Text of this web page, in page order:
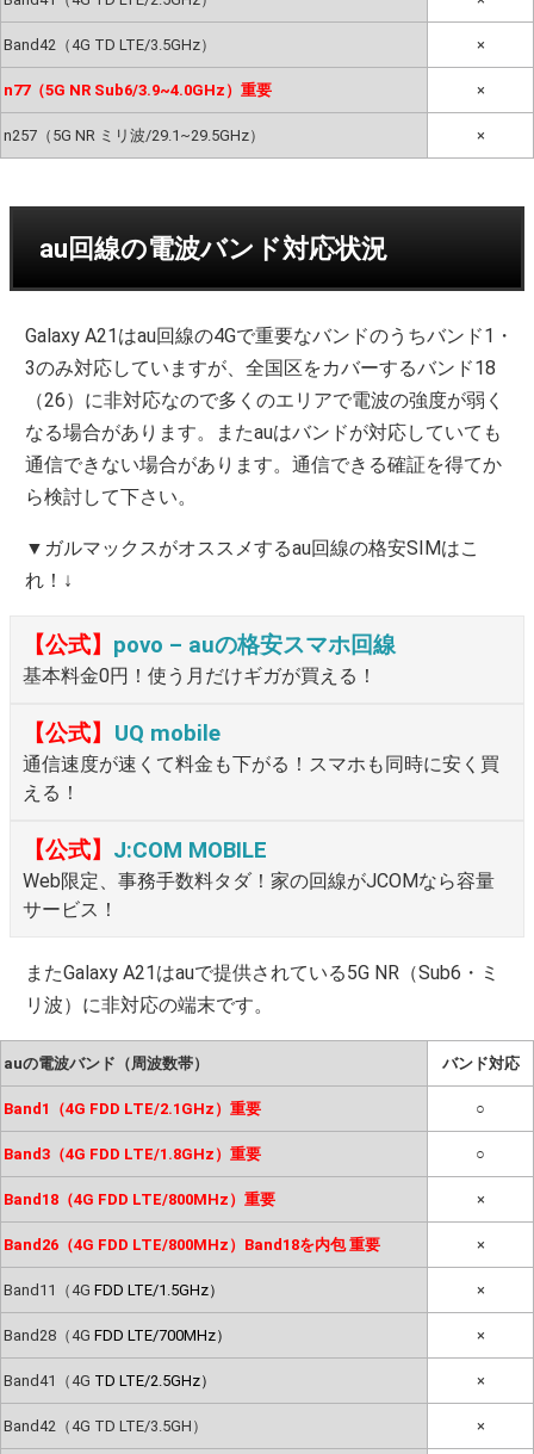
Band42（4G TD LTE/3.5GHz） ×
n77（5G NR Sub6/3.9~4.0GHz）重要 ×
n257（5G NR ミリ波/29.1~29.5GHz） ×
au回線の電波バンド対応状況
Galaxy A21はau回線の4Gで重要なバンドのうちバンド1・
3のみ対応していますが、全国区をカバーするバンド18
（26）に非対応なので多くのエリアで電波の強度が弱く
なる場合があります。またauはバンドが対応していても
通信できない場合があります。通信できる確証を得てか
ら検討して下さい。
▼ガルマックスがオススメするau回線の格安SIMはこ
れ！↓
【公式】 povo – auの格安スマホ回線
基本料金0円！使う月だけギガが買える！
【公式】 UQ mobile
通信速度が速くて料金も下がる！スマホも同時に安く買
える！
【公式】 J:COM MOBILE
Web限定、事務手数料タダ！家の回線がJCOMなら容量
サービス！
またGalaxy A21はauで提供されている5G NR（Sub6・ミ
リ波）に非対応の端末です。
auの電波バンド（周波数帯） バンド対応
Band1（4G FDD LTE/2.1GHz）重要 ○
Band3（4G FDD LTE/1.8GHz）重要 ○
Band18（4G FDD LTE/800MHz）重要 ×
Band26（4G FDD LTE/800MHz）Band18を内包 重要 ×
Band11（4G FDD LTE/1.5GHz） ×
Band28（4G FDD LTE/700MHz） ×
Band41（4G TD LTE/2.5GHz） ×
Band42（4G TD LTE/3.5GH） ×